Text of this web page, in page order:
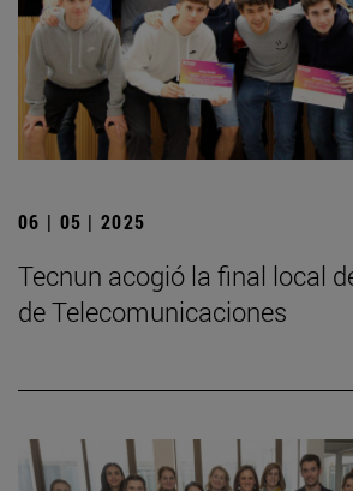
06 | 05 | 2025
­Tecnun acogió la final local
de Telecomunicaciones